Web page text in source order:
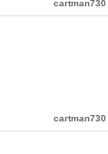
cartman730
cartman730